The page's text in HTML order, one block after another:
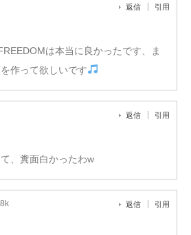
返信 引用
は本当に良かったです、ま
作って欲しいです
返信 引用
、糞面白かったわw
返信 引用